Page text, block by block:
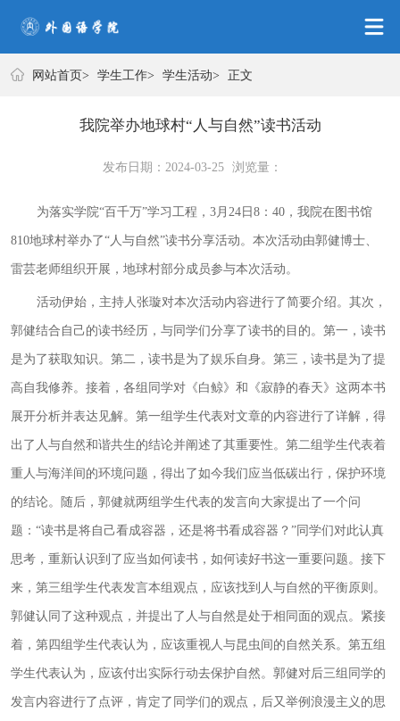
学生工作
网站首页> 学生工作> 学生活动> 正文
我院举办地球村“人与自然”读书活动
发布日期：2024-03-25 浏览量：
为落实学院“百千万”学习工程，3月24日8：40，我院在图书馆
810地球村举办了“人与自然”读书分享活动。本次活动由郭健博士、
雷芸老师组织开展，地球村部分成员参与本次活动。
活动伊始，主持人张璇对本次活动内容进行了简要介绍。其次，
郭健结合自己的读书经历，与同学们分享了读书的目的。第一，读书
是为了获取知识。第二，读书是为了娱乐自身。第三，读书是为了提
高自我修养。接着，各组同学对《白鲸》和《寂静的春天》这两本书
展开分析并表达见解。第一组学生代表对文章的内容进行了详解，得
出了人与自然和谐共生的结论并阐述了其重要性。第二组学生代表着
重人与海洋间的环境问题，得出了如今我们应当低碳出行，保护环境
的结论。随后，郭健就两组学生代表的发言向大家提出了一个问
题： “读书是将自己看成容器，还是将书看成容器？”同学们对此认真
思考，重新认识到了应当如何读书，如何读好书这一重要问题。接下
来，第三组学生代表发言本组观点，应该找到人与自然的平衡原则。
郭健认同了这种观点，并提出了人与自然是处于相同面的观点。紧接
着，第四组学生代表认为，应该重视人与昆虫间的自然关系。第五组
学生代表认为，应该付出实际行动去保护自然。郭健对后三组同学的
发言内容进行了点评，肯定了同学们的观点，后又举例浪漫主义的思